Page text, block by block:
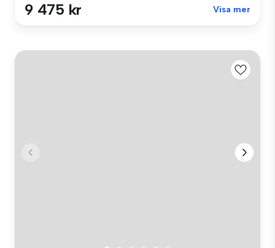
9 475 kr Visa mer